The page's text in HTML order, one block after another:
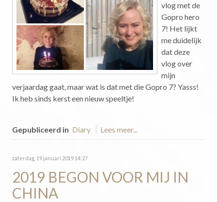
vlog met de
Gopro hero
7! Het lijkt
me duidelijk
dat deze
vlog over
mijn
verjaardag gaat, maar wat is dat met die Gopro 7? Yasss!
Ik heb sinds kerst een nieuw speeltje!
Gepubliceerd in Diary Lees meer...
zaterdag, 19 januari 2019 14:27
2019 BEGON VOOR MIJ IN
CHINA